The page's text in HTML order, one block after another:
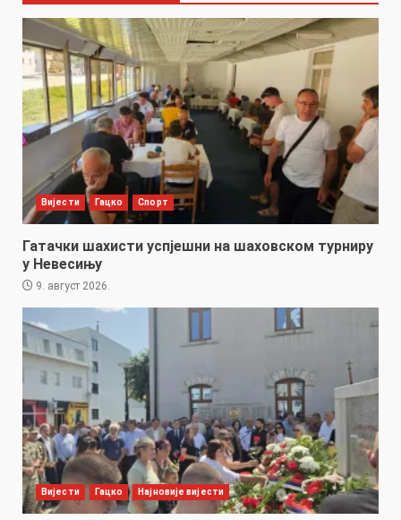
Вијести Гацко Спорт
Гатачки шахисти успјешни на шаховском турниру
у Невесињу
9. август 2026.
Вијести Гацко Најновије вијести